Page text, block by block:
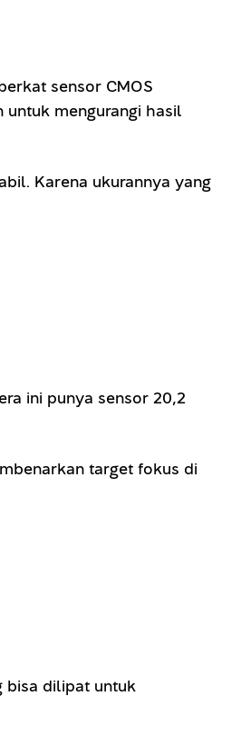
sensor CMOS
untuk mengurangi hasil
Karena ukurannya yang
ini punya sensor 20,2
target fokus di
bisa dilipat untuk